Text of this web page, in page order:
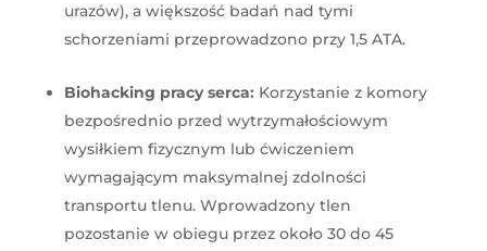
urazów), a większość badań nad tymi
schorzeniami przeprowadzono przy 1,5 ATA.
Biohacking pracy serca: Korzystanie z komory
bezpośrednio przed wytrzymałościowym
wysiłkiem fizycznym lub ćwiczeniem
wymagającym maksymalnej zdolności
transportu tlenu. Wprowadzony tlen
pozostanie w obiegu przez około 30 do 45